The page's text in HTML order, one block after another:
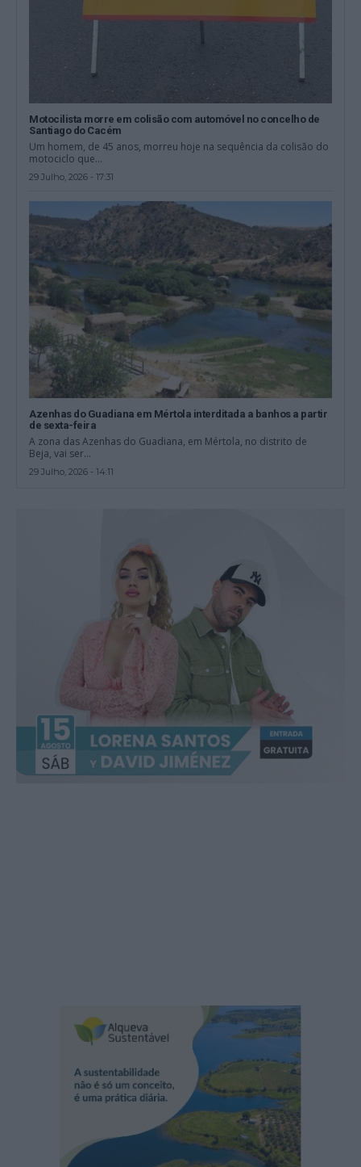
Motocilista morre em colisão com automóvel no concelho de
Santiago do Cacém
Um homem, de 45 anos, morreu hoje na sequência da colisão do
motociclo que...
29 Julho, 2026 - 17:31
Azenhas do Guadiana em Mértola interditada a banhos a partir
de sexta-feira
A zona das Azenhas do Guadiana, em Mértola, no distrito de
Beja, vai ser...
29 Julho, 2026 - 14:11